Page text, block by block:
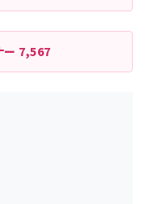
ー 7,567